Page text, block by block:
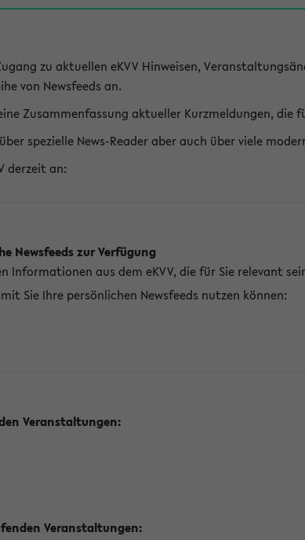
zu aktuellen eKVV Hinweisen,
von Newsfeeds an.
Zusammenfassung aktueller Kurzmeldungen, die
spezielle News-Reader aber auch über viele
derzeit an:
Newsfeeds zur Verfügung
Informationen aus dem eKVV, die für Sie relevant
Sie Ihre persönlichen Newsfeeds nutzen können:
Veranstaltungen:
Veranstaltungen: